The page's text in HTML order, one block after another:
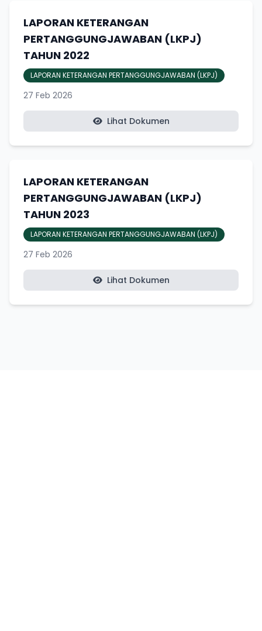
LAPORAN KETERANGAN
PERTANGGUNGJAWABAN (LKPJ)
TAHUN 2022
LAPORAN KETERANGAN PERTANGGUNGJAWABAN (LKPJ)
27 Feb 2026
Lihat Dokumen
LAPORAN KETERANGAN
PERTANGGUNGJAWABAN (LKPJ)
TAHUN 2023
LAPORAN KETERANGAN PERTANGGUNGJAWABAN (LKPJ)
27 Feb 2026
Lihat Dokumen